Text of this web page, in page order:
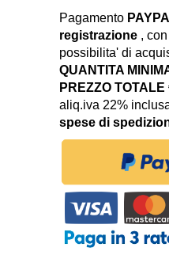
Pagamento
registrazione ,
possibilita' di
QUANTITA
PREZZO TOTALE
aliq.iva 22%
spese di